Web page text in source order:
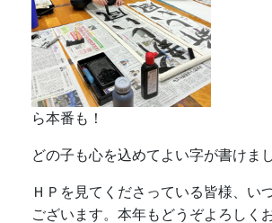
ら本番も！
どの子も心を込めてよい字が書けまし
ＨＰを見てくださっている皆様、い
ございます。本年もどうぞよろしく